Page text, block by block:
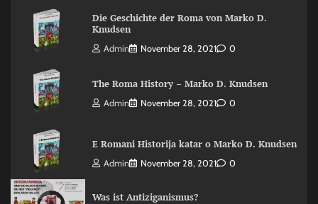
Die Geschichte der Roma von Marko D.
Knudsen
Admin November 28, 2021 0
The Roma History – Marko D. Knudsen
Admin November 28, 2021 0
E Romani Historija katar o Marko D. Knudsen
Admin November 28, 2021 0
Was ist Antiziganismus?